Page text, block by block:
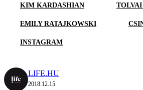
KIM KARDASHIAN
EMILY RATAJKOWSKI
INSTAGRAM
LIFE.HU
2018.12.15.